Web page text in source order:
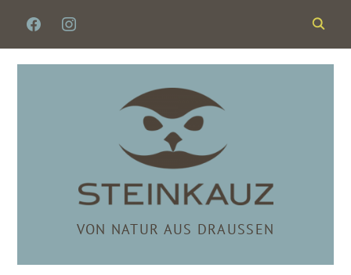
FACEBOOKINSTAGRAM
VON NATUR AUS DRAUSSEN